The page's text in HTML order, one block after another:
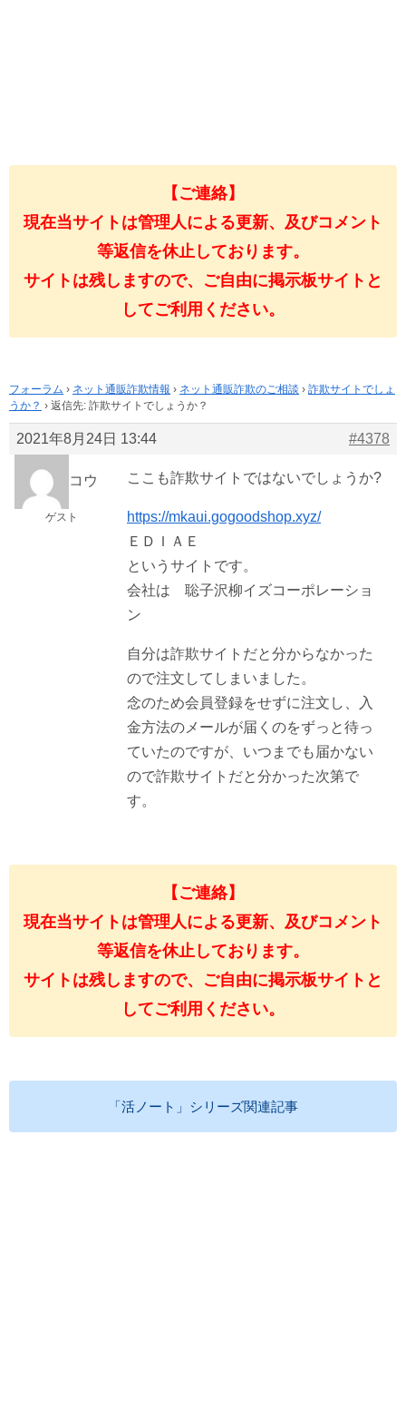
【ご連絡】
現在当サイトは管理人による更新、及びコメント
等返信を休止しております。
サイトは残しますので、ご自由に掲示板サイトと
してご利用ください。
フォーラム › ネット通販詐欺情報 › ネット通販詐欺のご相談 › 詐欺サイトでしょ
うか？ › 返信先: 詐欺サイトでしょうか？
2021年8月24日 13:44 #4378
コウ
ゲスト
ここも詐欺サイトではないでしょうか?
https://mkaui.gogoodshop.xyz/
ＥＤＩＡＥ
というサイトです。
会社は 聡子沢柳イズコーポレーショ
ン
自分は詐欺サイトだと分からなかった
ので注文してしまいました。
念のため会員登録をせずに注文し、入
金方法のメールが届くのをずっと待っ
ていたのですが、いつまでも届かない
ので詐欺サイトだと分かった次第で
す。
【ご連絡】
現在当サイトは管理人による更新、及びコメント
等返信を休止しております。
サイトは残しますので、ご自由に掲示板サイトと
してご利用ください。
「活ノート」シリーズ関連記事